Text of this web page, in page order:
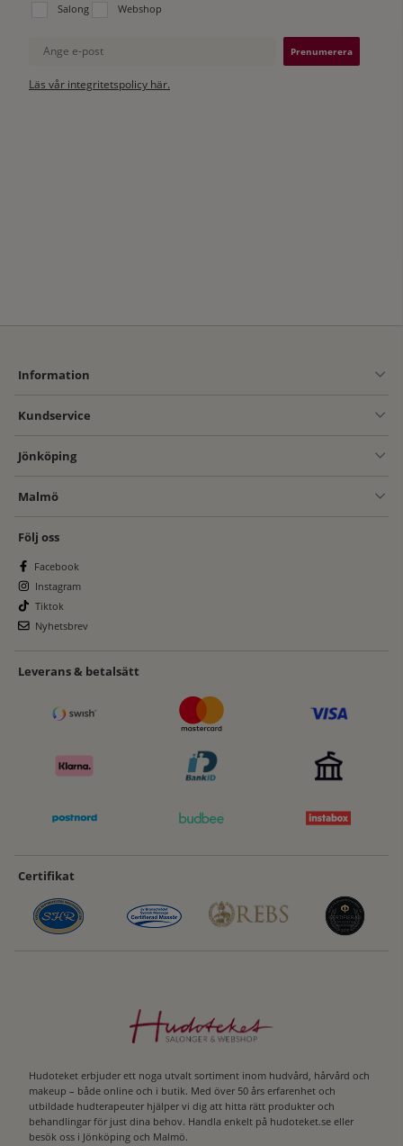
Välj vilken lista du vill prenumerera på:
Salong Webshop
Ange e-post
Läs vår integritetspolicy här.
Information
Kundservice
Jönköping
Malmö
Följ oss
Facebook
Instagram
Tiktok
Nyhetsbrev
Leverans & betalsätt
Certifikat
Hudoteket erbjuder ett noga utvalt sortiment inom hudvård, hårvård och
makeup – både online och i butik. Med över 50 års erfarenhet och
utbildade hudterapeuter hjälper vi dig att hitta rätt produkter och
behandlingar för just dina behov. Handla enkelt på hudoteket.se eller
besök oss i Jönköping och Malmö.